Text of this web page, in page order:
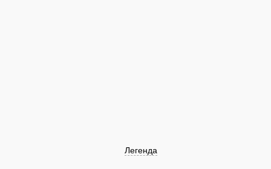
Легенда